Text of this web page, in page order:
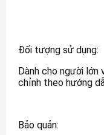
Đối tượng sử dụng:
Dành cho người
chỉnh theo hướng
Bảo quản: